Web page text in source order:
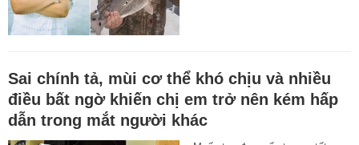
Sai chính tả, mùi cơ thể khó chịu và nhiều
điều bất ngờ khiến chị em trở nên kém hấp
dẫn trong mắt người khác